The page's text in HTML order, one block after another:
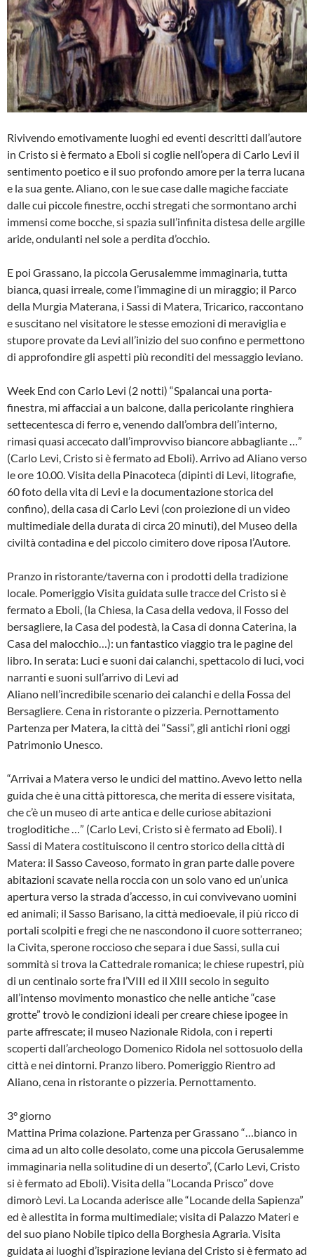
Rivivendo emotivamente luoghi ed eventi descritti dall’autore
in Cristo si è fermato a Eboli si coglie nell’opera di Carlo Levi il
sentimento poetico e il suo profondo amore per la terra lucana
e la sua gente. Aliano, con le sue case dalle magiche facciate
dalle cui piccole finestre, occhi stregati che sormontano archi
immensi come bocche, si spazia sull’infinita distesa delle argille
aride, ondulanti nel sole a perdita d’occhio.
E poi Grassano, la piccola Gerusalemme immaginaria, tutta
bianca, quasi irreale, come l’immagine di un miraggio; il Parco
della Murgia Materana, i Sassi di Matera, Tricarico, raccontano
e suscitano nel visitatore le stesse emozioni di meraviglia e
stupore provate da Levi all’inizio del suo confino e permettono
di approfondire gli aspetti più reconditi del messaggio leviano.
Week End con Carlo Levi (2 notti) “Spalancai una porta-
finestra, mi affacciai a un balcone, dalla pericolante ringhiera
settecentesca di ferro e, venendo dall’ombra dell’interno,
rimasi quasi accecato dall’improvviso biancore abbagliante …”
(Carlo Levi, Cristo si è fermato ad Eboli). Arrivo ad Aliano verso
le ore 10.00. Visita della Pinacoteca (dipinti di Levi, litografie,
60 foto della vita di Levi e la documentazione storica del
confino), della casa di Carlo Levi (con proiezione di un video
multimediale della durata di circa 20 minuti), del Museo della
civiltà contadina e del piccolo cimitero dove riposa l’Autore.
Pranzo in ristorante/taverna con i prodotti della tradizione
locale. Pomeriggio Visita guidata sulle tracce del Cristo si è
fermato a Eboli, (la Chiesa, la Casa della vedova, il Fosso del
bersagliere, la Casa del podestà, la Casa di donna Caterina, la
Casa del malocchio…): un fantastico viaggio tra le pagine del
libro. In serata: Luci e suoni dai calanchi, spettacolo di luci, voci
narranti e suoni sull’arrivo di Levi ad
Aliano nell’incredibile scenario dei calanchi e della Fossa del
Bersagliere. Cena in ristorante o pizzeria. Pernottamento
Partenza per Matera, la città dei “Sassi”, gli antichi rioni oggi
Patrimonio Unesco.
“Arrivai a Matera verso le undici del mattino. Avevo letto nella
guida che è una città pittoresca, che merita di essere visitata,
che c’è un museo di arte antica e delle curiose abitazioni
trogloditiche …” (Carlo Levi, Cristo si è fermato ad Eboli). I
Sassi di Matera costituiscono il centro storico della città di
Matera: il Sasso Caveoso, formato in gran parte dalle povere
abitazioni scavate nella roccia con un solo vano ed un’unica
apertura verso la strada d’accesso, in cui convivevano uomini
ed animali; il Sasso Barisano, la città medioevale, il più ricco di
portali scolpiti e fregi che ne nascondono il cuore sotterraneo;
la Civita, sperone roccioso che separa i due Sassi, sulla cui
sommità si trova la Cattedrale romanica; le chiese rupestri, più
di un centinaio sorte fra l’VIII ed il XIII secolo in seguito
all’intenso movimento monastico che nelle antiche “case
grotte” trovò le condizioni ideali per creare chiese ipogee in
parte affrescate; il museo Nazionale Ridola, con i reperti
scoperti dall’archeologo Domenico Ridola nel sottosuolo della
città e nei dintorni. Pranzo libero. Pomeriggio Rientro ad
Aliano, cena in ristorante o pizzeria. Pernottamento.
3° giorno
Mattina Prima colazione. Partenza per Grassano “…bianco in
cima ad un alto colle desolato, come una piccola Gerusalemme
immaginaria nella solitudine di un deserto”, (Carlo Levi, Cristo
si è fermato ad Eboli). Visita della “Locanda Prisco” dove
dimorò Levi. La Locanda aderisce alle “Locande della Sapienza”
ed è allestita in forma multimediale; visita di Palazzo Materi e
del suo piano Nobile tipico della Borghesia Agraria. Visita
guidata ai luoghi d’ispirazione leviana del Cristo si è fermato ad